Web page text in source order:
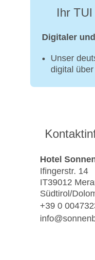
Ihr
Digitaler
Unser
digital
Hotel
Ifingerstr. 14
IT39012
Südtirol/
+39 0